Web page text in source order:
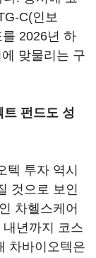
C(인보
2026년 하
맞물리는 구
펀드도 성
텍 투자 역시
것으로 보인
차헬스케어
년까지 코스
차바이오텍은